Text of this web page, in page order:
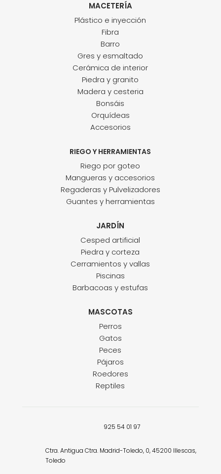
MACETERÍA
Plástico e inyección
Fibra
Barro
Gres y esmaltado
Cerámica de interior
Piedra y granito
Madera y cesteria
Bonsáis
Orquídeas
Accesorios
RIEGO Y HERRAMIENTAS
Riego por goteo
Mangueras y accesorios
Regaderas y Pulvelizadores
Guantes y herramientas
JARDÍN
Cesped artificial
Piedra y corteza
Cerramientos y vallas
Piscinas
Barbacoas y estufas
MASCOTAS
Perros
Gatos
Peces
Pájaros
Roedores
Reptiles
925 54 01 97
Ctra. Antigua Ctra. Madrid-Toledo, 0, 45200 Illescas,
Toledo